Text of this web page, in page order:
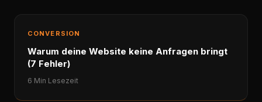
CONVERSION
Warum deine Website keine Anfragen bringt
(7 Fehler)
6 Min Lesezeit